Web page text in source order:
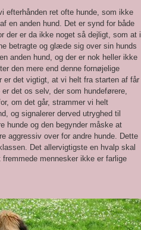
efterhånden ret ofte hunde, som ikke
en anden hund. Det er synd for både
der er da ikke noget så dejligt, som at i
betragte og glæde sig over sin hunds
anden hund, og der er nok heller ikke
den mere end denne fornøjelige
er det vigtigt, at vi helt fra starten af får
det os selv, der som hundeførere,
om det går, strammer vi helt
og signalerer derved utryghed til
hunde og den begynder måske at
aggressiv over for andre hunde. Dette
Det allervigtigste en hvalp skal
mennesker ikke er farlige